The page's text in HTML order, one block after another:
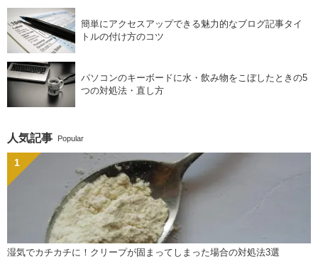
簡単にアクセスアップできる魅力的なブログ記事タイ
トルの付け方のコツ
パソコンのキーボードに水・飲み物をこぼしたときの5
つの対処法・直し方
人気記事 Popular
湿気でカチカチに！クリープが固まってしまった場合の対処法3選